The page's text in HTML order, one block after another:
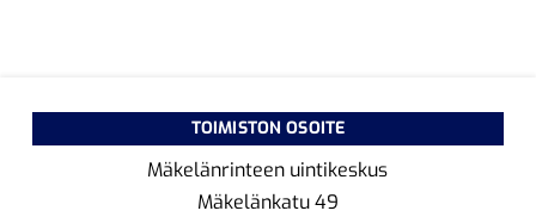
TOIMISTON OSOITE
Mäkelänrinteen uintikeskus
Mäkelänkatu 49